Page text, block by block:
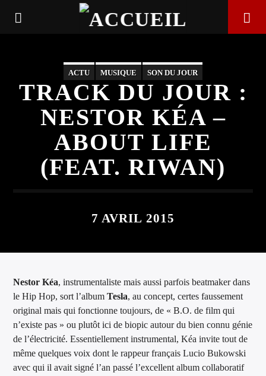
ACTU MUSIQUE SON DU JOUR
TRACK DU JOUR :
NESTOR KÉA –
ABOUT LIFE
(FEAT. RIWAN)
7 AVRIL 2015
Nestor Kéa, instrumentaliste mais aussi parfois beatmaker dans
le Hip Hop, sort l’albumTesla, au concept, certes faussement
original mais qui fonctionne toujours, de « B.O. de film qui
n’existe pas » ou plutôt ici de biopic autour du bien connu génie
de l’électricité. Essentiellement instrumental, Kéa invite tout de
même quelques voix dont le rappeur français Lucio Bukowski
avec qui il avait signé l’an passé l’excellent album collaboratif